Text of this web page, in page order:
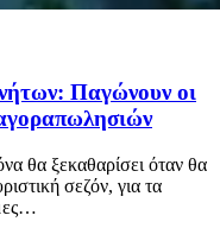
Παγώνουν οι
αγοραπωλησιών
θα ξεκαθαρίσει όταν θα
σεζόν, για τα